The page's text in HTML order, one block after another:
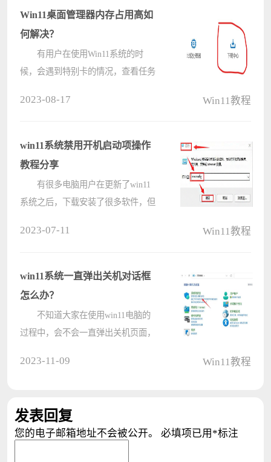
式来解决，针对这个情况，今天电脑
系统????
Win11桌面管理器内存占用高如
何解决？
有用户在使用Win11系统的时
候，会遇到特别卡的情况，查看任务
的。 方法一： 1、首先打开
int????
2023-08-17 Win11教程
win11系统禁用开机启动项操作
教程分享
有很多电脑用户在更新了win11
系统之后，下载安装了很多软件，但
的问题，那么win11系统如何禁用开
机启????
2023-07-11 Win11教程
win11系统一直弹出关机对话框
怎么办？
不知道大家在使用win11电脑的
过程中，会不会一直弹出关机页面，
1????
2023-11-09 Win11教程
发表回复
您的电子邮箱地址不会被公开。 必填项已用 *标注